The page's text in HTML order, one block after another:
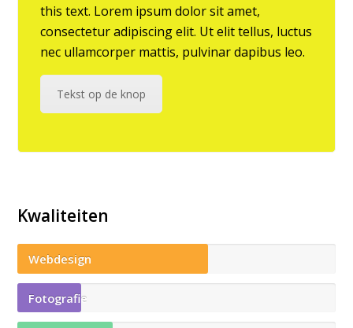
this text. Lorem ipsum dolor sit amet,
consectetur adipiscing elit. Ut elit tellus, luctus
nec ullamcorper mattis, pulvinar dapibus leo.
Tekst op de knop
Kwaliteiten
Webdesign
Fotografie